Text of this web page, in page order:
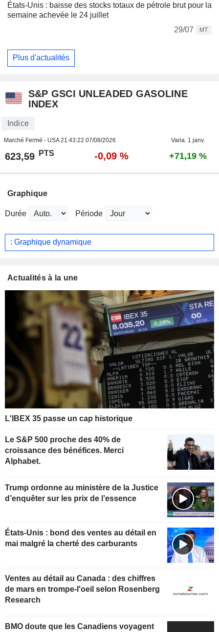
États-Unis : baisse des stocks totaux de pétrole brut pour la
semaine achevée le 24 juillet
29/07
MT
Plus d'actualités
S&P GSCI UNLEADED GASOLINE
INDEX
Indice
Marché Fermé - USA21:43:22 07/08/2026 Varia. 1 janv.
623,59 PTS -0,09 % +71,19 %
Graphique
Durée Période
: Graphique dynamique
Actualités à la une
L'IBEX 35 passe un cap historique
Le S&P 500 proche des 40% de
croissance des bénéfices. Merci
Alphabet.
Trump ordonne au ministère de la Justice
d’enquêter sur les prix de l’essence
États-Unis : bond des ventes au détail en
mai malgré la cherté des carburants
Ventes au détail au Canada : des chiffres
de mars en trompe-l'oeil selon Rosenberg
Research
BMO doute que les Canadiens voyagent